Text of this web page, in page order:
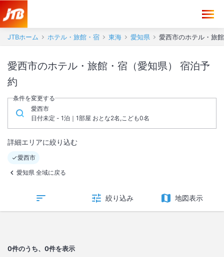
JTBホーム ホテル・旅館・宿 東海 愛知県 愛西市のホテル・旅
愛西市のホテル・旅館・宿（愛知県） 宿泊予
約
条件を変更する
愛西市
日付未定 - 1泊｜1部屋 おとな2名,こども0名
詳細エリアに絞り込む
愛西市
愛知県 全域に戻る
絞り込み 地図表示
0件のうち、0件を表示